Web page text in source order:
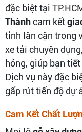
đặc biệt tại
Thànhcam kết
tỉnh lân cận trong
xe tải chuyên
hỏng, giúp bạn
Dịch vụ này đặc
gấp rút tiến độ dự
Cam Kết Chất